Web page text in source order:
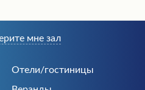
Отели/гостиницы
мне зал